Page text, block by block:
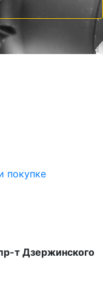
покупке
т Дзержинского